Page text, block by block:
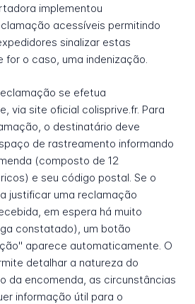
implementou
acessíveis permitindo
sinalizar estas
for o caso, uma indenização.
se efetua
via site oficial colisprive.fr. Para
o destinatário deve
de rastreamento informando
(composto de 12
e seu código postal. Se o
justificar uma reclamação
em espera há muito
constatado), um botão
aparece automaticamente. O
detalhar a natureza do
da encomenda, as circunstâncias
informação útil para o